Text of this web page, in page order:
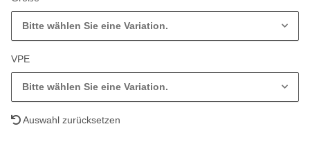
Bitte wählen Sie eine Variation.
VPE
Bitte wählen Sie eine Variation.
Auswahl zurücksetzen